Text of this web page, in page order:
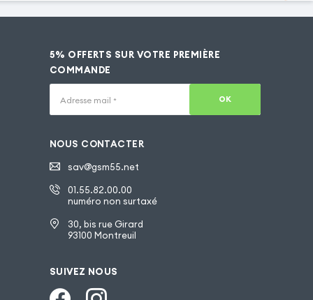
5% OFFERTS SUR VOTRE PREMIÈRE
COMMANDE
Adresse mail * OK
NOUS CONTACTER
sav@gsm55.net
01.55.82.00.00
numéro non surtaxé
30, bis rue Girard
93100 Montreuil
SUIVEZ NOUS